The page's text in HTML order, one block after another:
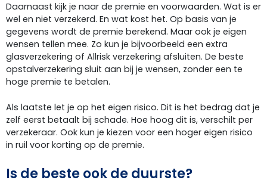
Daarnaast kijk je naar de premie en voorwaarden. Wat is er
wel en niet verzekerd. En wat kost het. Op basis van je
gegevens wordt de premie berekend. Maar ook je eigen
wensen tellen mee. Zo kun je bijvoorbeeld een extra
glasverzekering of Allrisk verzekering afsluiten. De beste
opstalverzekering sluit aan bij je wensen, zonder een te
hoge premie te betalen.
Als laatste let je op het eigen risico. Dit is het bedrag dat je
zelf eerst betaalt bij schade. Hoe hoog dit is, verschilt per
verzekeraar. Ook kun je kiezen voor een hoger eigen risico
in ruil voor korting op de premie.
Is de beste ook de duurste?